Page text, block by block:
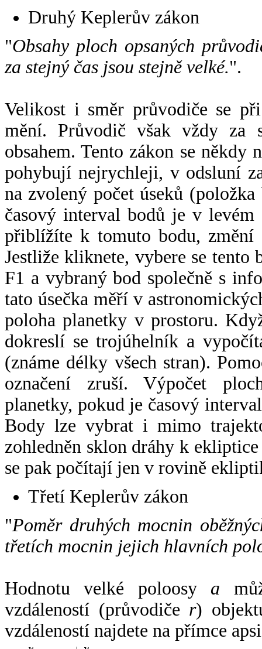
Druhý Keplerův zákon
"Obsahy ploch opsaných
za stejný čas jsou stejně velké.".
Velikost i směr průvodiče se
mění. Průvodič však vždy za
obsahem. Tento zákon se někdy
pohybují nejrychleji, v odsluní
na zvolený počet úseků
časový interval bodů je v
přiblížíte k tomuto bodu,
Jestliže kliknete, vybere se tento
F1 a vybraný bod společně s
tato úsečka měří v
poloha planetky v prostoru.
dokreslí se trojúhelník a
(známe délky všech stran).
označení zruší. Výpočet
planetky, pokud je časový
Body lze vybrat i mimo
zohledněn sklon dráhy k
se pak počítají jen v rovině
Třetí Keplerův zákon
"Poměr druhých mocnin
třetích mocnin jejich hlavních
Hodnotu velké poloosy a
vzdáleností (průvodiče r)
vzdáleností najdete na přímce